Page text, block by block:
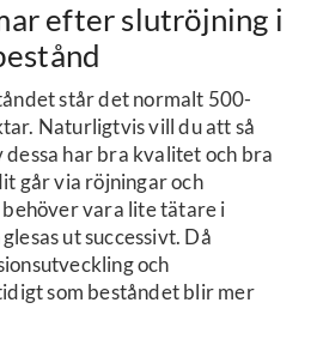
efter slutröjning i
står det normalt 500-
Naturligtvis vill du att så
dessa har bra kvalitet och bra
går via röjningar och
vara lite tätare i
ut successivt. Då
och
som beståndet blir mer